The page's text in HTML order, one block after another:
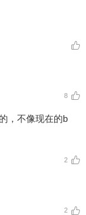
8
，不像现在的b
2
2